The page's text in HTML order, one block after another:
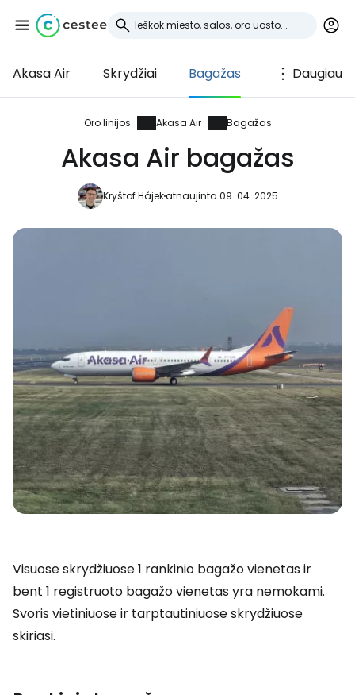
Akasa Air Skrydžiai Bagažas Daugiau
Oro linijos Akasa Air Bagažas
Akasa Air bagažas
Kryštof Hájekatnaujinta 09. 04. 2025
Visuose skrydžiuose 1 rankinio bagažo vienetas ir
bent 1 registruoto bagažo vienetas yra nemokami.
Svoris vietiniuose ir tarptautiniuose skrydžiuose
skiriasi.
Prisijunkite prie
Cestee
... pasaulinė kelionių bendruomenė
Tęsti el. paštu